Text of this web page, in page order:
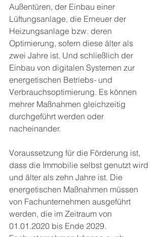
Außentüren, der Einbau einer
Lüftungsanlage, die Erneuer der
Heizungsanlage bzw. deren
Optimierung, sofern diese älter als
zwei Jahre ist. Und schließlich der
Einbau von digitalen Systemen zur
energetischen Betriebs- und
Verbrauchsoptimierung. Es können
mehrer Maßnahmen gleichzeitig
durchgeführt werden oder
nacheinander.
Voraussetzung für die Förderung ist,
dass die Immobilie selbst genutzt wird
und älter als zehn Jahre ist. Die
energetischen Maßnahmen müssen
von Fachunternehmen ausgeführt
werden, die im Zeitraum von
01.01.2020 bis Ende 2029.